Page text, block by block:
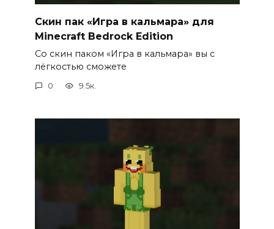
Скин пак «Игра в кальмара» для
Minecraft Bedrock Edition
Со скин паком «Игра в кальмара» вы с
лёгкостью сможете
0 9.5к.